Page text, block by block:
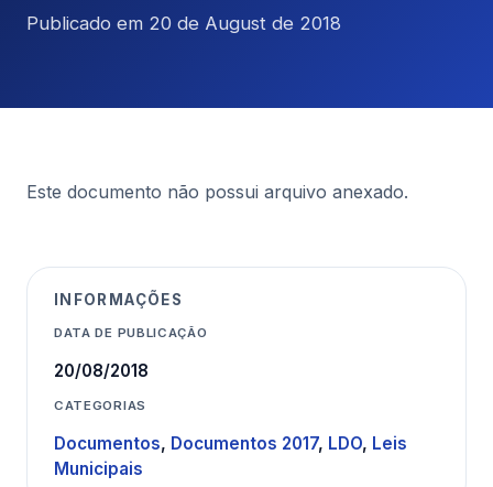
Publicado em 20 de August de 2018
Este documento não possui arquivo anexado.
INFORMAÇÕES
DATA DE PUBLICAÇÃO
20/08/2018
CATEGORIAS
Documentos, Documentos 2017, LDO, Leis
Municipais